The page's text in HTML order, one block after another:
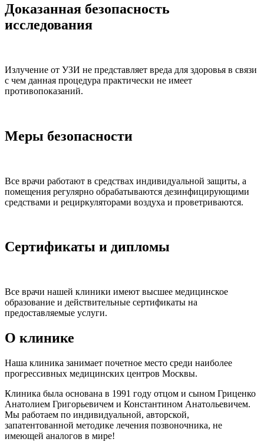
Доказанная безопасность
исследования
Излучение от УЗИ не представляет вреда для здоровья в связи
с чем данная процедура практически не имеет
противопоказаний.
Меры безопасности
Все врачи работают в средствах индивидуальной защиты, а
помещения регулярно обрабатываются дезинфицирующими
средствами и рециркуляторами воздуха и проветриваются.
Сертификаты и дипломы
Все врачи нашей клиники имеют высшее медицинское
образование и действительные сертификаты на
предоставляемые услуги.
О клинике
Наша клиника занимает почетное место среди наиболее
прогрессивных медицинских центров Москвы.
Клиника была основана в 1991 году отцом и сыном Гриценко
Анатолием Григорьевичем и Константином Анатольевичем.
Мы работаем по индивидуальной, авторской,
запатентованной методике лечения позвоночника, не
имеющей аналогов в мире!